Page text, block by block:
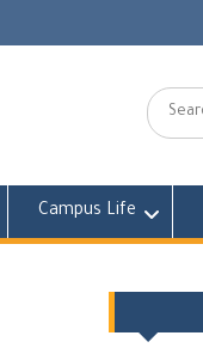
Search:
Campus Life